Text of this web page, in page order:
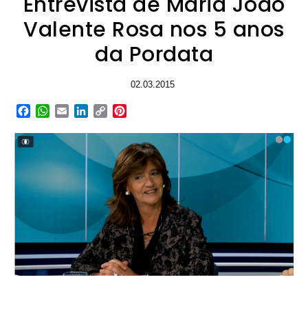
Valente Rosa nos 5 anos
da Pordata
02.03.2015
Facebook
WhatsApp
EmailLinkedIn
Copy